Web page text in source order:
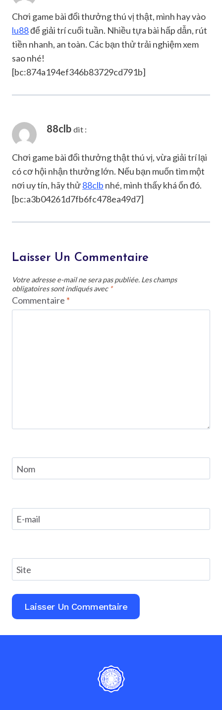
Chơi game bài đổi thưởng thú vị thật, mình hay vào
lu88để giải trí cuối tuần. Nhiều tựa bài hấp dẫn, rút
tiền nhanh, an toàn. Các bạn thử trải nghiệm xem
sao nhé!
[bc:874a194ef346b83729cd791b]
88clb dit :
Chơi game bài đổi thưởng thật thú vị, vừa giải trí lại
có cơ hội nhận thưởng lớn. Nếu bạn muốn tìm một
nơi uy tín, hãy thử88clb nhé, mình thấy khá ổn đó.
[bc:a3b04261d7fb6fc478ea49d7]
Laisser Un Commentaire
Votre adresse e-mail ne sera pas publiée. Les champs
obligatoires sont indiqués avec *
Commentaire *
Nom
E-mail
Site